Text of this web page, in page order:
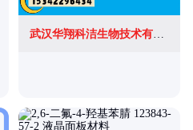
武汉华翔科洁生物技术有限公司